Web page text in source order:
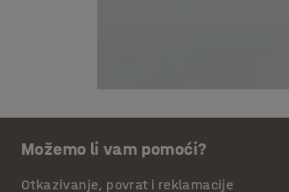
Možemo li vam pomoći?
Otkazivanje, povrat i reklamacije